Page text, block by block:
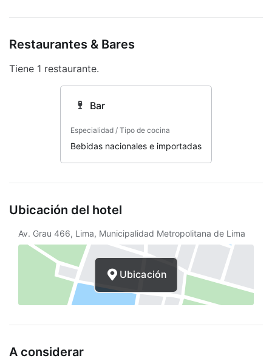
Asistencia turística
Desayuno continental gratuito
Desayuno gratis
Centro de negocios
Recepción 24 horas
Programa de actividades diario
Servicio de café en el lobby
Senderismo
Estacionamiento sin asistencia gratuito
Restaurantes & Bares
Tiene 1 restaurante.
Bar
Especialidad / Tipo de cocina
Bebidas nacionales e importadas
Ubicación del hotel
Av. Grau 466, Lima, Municipalidad Metropolitana de Lima
Ubicación
A considerar